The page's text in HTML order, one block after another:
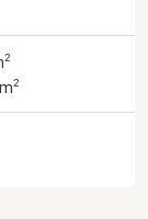
2
2